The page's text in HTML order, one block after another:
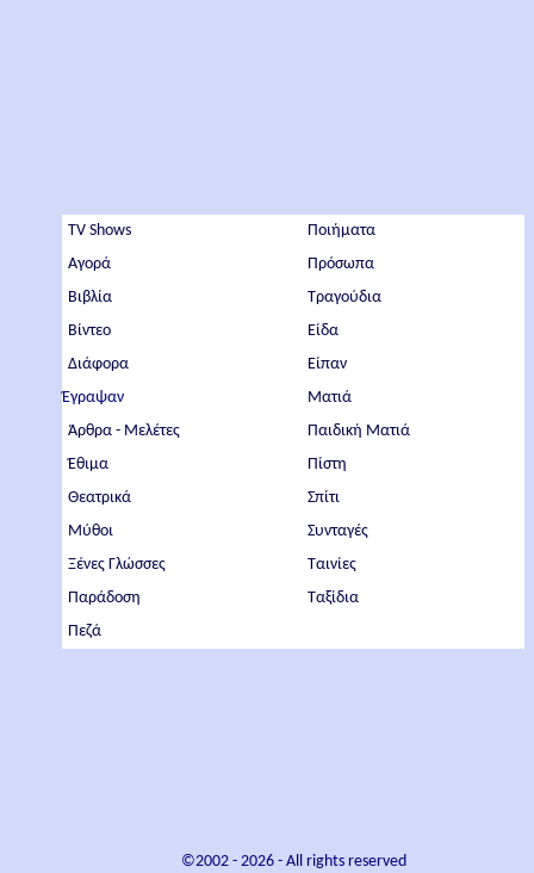
TV Shows
Αγορά
Βιβλία
Βίντεο
Διάφορα
Έγραψαν
Άρθρα - Μελέτες
Έθιμα
Θεατρικά
Μύθοι
Ξένες Γλώσσες
Παράδοση
Πεζά
Ποιήματα
Πρόσωπα
Τραγούδια
Είδα
Είπαν
Ματιά
Παιδική Ματιά
Πίστη
Σπίτι
Συνταγές
Ταινίες
Ταξίδια
©2002 - 2026- All rights reserved